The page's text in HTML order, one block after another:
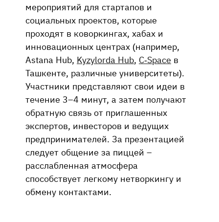
мероприятий для стартапов и
социальных проектов, которые
проходят в коворкингах, хабах и
инновационных центрах (например,
Astana Hub, Kyzylorda Hub, C‑Space в
Ташкенте, различные университеты).
Участники представляют свои идеи в
течение 3–4 минут, а затем получают
обратную связь от приглашенных
экспертов, инвесторов и ведущих
предпринимателей. За презентацией
следует общение за пиццей –
расслабленная атмосфера
способствует легкому нетворкингу и
обмену контактами.